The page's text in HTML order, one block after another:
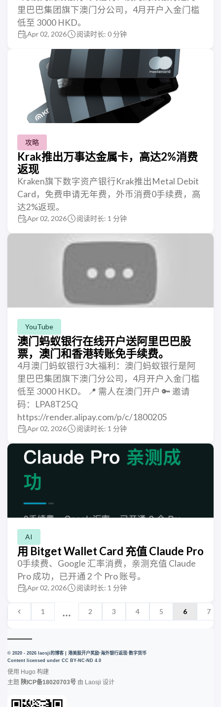
里巴巴集团旗下澳门分公司，4月开户入金门槛
低至 3000 HKD。
Apr 02, 2026 阅读时长: 0 分钟
攻略
Krak推出万事达金属卡，高达2%消费
返现
Kraken旗下数字资产银行Krak推出Metal Debit
Card，免费申请无年费，外币消费0手续费，高
达2%返现。
Apr 02, 2026 阅读时长: 1 分钟
YouTube
澳门蚂蚁银行在线开户送阿里巴巴股
票，澳门和香港转账免手续费。
4月澳门蚂蚁银行3大福利：澳门蚂蚁银行是阿
里巴巴集团旗下澳门分公司，4月开户入金门槛
低至 3000 HKD。 📍 需人在澳门开户 🔑 邀请
码：LPA8T25Q
https://render.alipay.com/p/c/1800205
Apr 02, 2026 阅读时长: 1 分钟
AI
用 Bitget Wallet Card 充值 Claude Pro
0手续费、Google 汇率消费，亲测充值 Claude
Pro 成功，已开通 2 个 Pro 账号。
Apr 02, 2026 阅读时长: 1 分钟
1 2 3 4 5 6 7
© 2020 - 2026 laosji的博客 | 港美股开户奖励·海外银行返现·数字货币
Content licensed under CC BY-NC-ND 4.0
使用 Hugo 构建
主题 陕ICP备18020703号 由 Laosji 设计